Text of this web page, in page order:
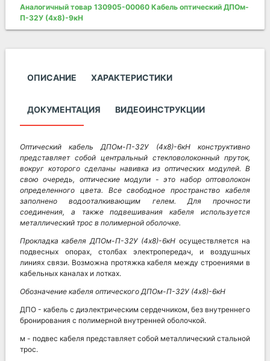
Аналогичный товар 130905-00060 Кабель оптический ДПОм-
П-32У (4х8)-9кН
ОПИСАНИЕ ХАРАКТЕРИСТИКИ
ДОКУМЕНТАЦИЯ ВИДЕОИНСТРУКЦИИ
Оптический кабель ДПОм-П-32У (4х8)-6кН конструктивно
представляет собой центральный стекловолоконный пруток,
вокруг которого сделаны навивка из оптических модулей. В
свою очередь, оптические модули - это набор оптоволокон
определенного цвета. Все свободное пространство кабеля
заполнено водооталкивающим гелем. Для прочности
соединения, а также подвешивания кабеля используется
металлический трос в полимерной оболочке.
Прокладка кабеляДПОм-П-32У (4х8)-6кН осуществляется на
подвесных опорах, столбах электропередач, и воздушных
линиях связи. Возможна протяжка кабеля между строениями в
кабельных каналах и лотках.
Обозначение кабеля оптическогоДПОм-П-32У (4х8)-6кН
ДПО - кабель с диэлектрическим сердечником, без внутреннего
бронирования с полимерной внутренней оболочкой.
м - подвес кабеля представляет собой металлический стальной
трос.